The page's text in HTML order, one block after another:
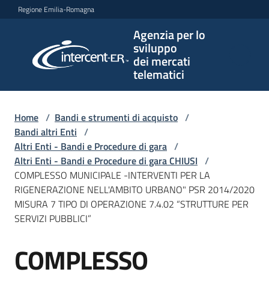
Vai al contenuto
Vai alla navigazione
Vai al footer
Regione Emilia-Romagna
Agenzia per lo
sviluppo
dei mercati
telematici
per lo
sviluppo
telematici
L'Agenzia
Bandi
strumenti
di
Home / Bandi e strumenti di acquisto /
Bandi altri Enti /
Altri Enti - Bandi e Procedure di gara /
Altri Enti - Bandi e Procedure di gara CHIUSI /
COMPLESSO MUNICIPALE -INTERVENTI PER LA
RIGENERAZIONE NELL'AMBITO URBANO" PSR 2014/2020
MISURA 7 TIPO DI OPERAZIONE 7.4.02 “STRUTTURE PER
SERVIZI PUBBLICI”
Salta al contenuto
COMPLESSO